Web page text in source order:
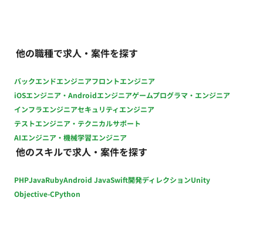
他の職種で求人・案件を探す
バックエンドエンジニアフロントエンジニア
iOSエンジニア・Androidエンジニアゲームプログラマ・エンジニア
インフラエンジニアセキュリティエンジニア
テストエンジニア・テクニカルサポート
AIエンジニア・機械学習エンジニア
他のスキルで求人・案件を探す
PHPJavaRubyAndroid JavaSwift開発ディレクションUnity
Objective-CPython